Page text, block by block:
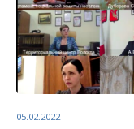
05.02.2022